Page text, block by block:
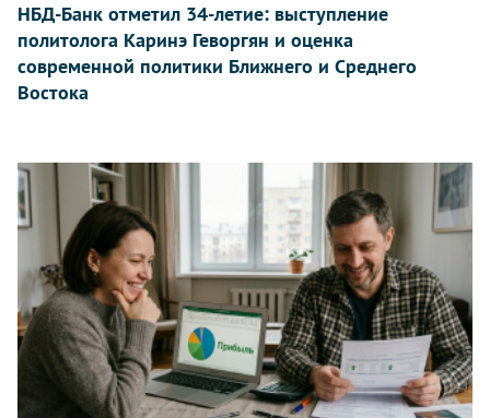
НБД-Банк отметил 34-летие: выступление
политолога Каринэ Геворгян и оценка
современной политики Ближнего и Среднего
Востока